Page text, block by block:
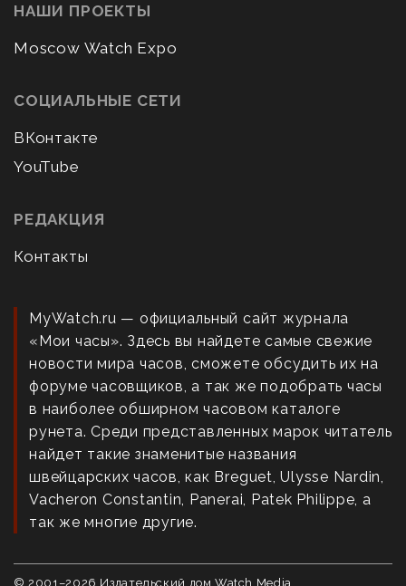
НАШИ ПРОЕКТЫ
Moscow Watch Expo
СОЦИАЛЬНЫЕ СЕТИ
ВКонтакте
YouTube
РЕДАКЦИЯ
Контакты
MyWatch.ru — официальный сайт журнала
«Мои часы». Здесь вы найдете самые свежие
новости мира часов, сможете обсудить их на
форуме часовщиков, а так же подобрать часы
в наиболее обширном часовом каталоге
рунета. Среди представленных марок читатель
найдет такие знаменитые названия
швейцарских часов, как Breguet, Ulysse Nardin,
Vacheron Constantin, Panerai, Patek Philippe, а
так же многие другие.
© 2001–2026 Издательский дом Watch Media